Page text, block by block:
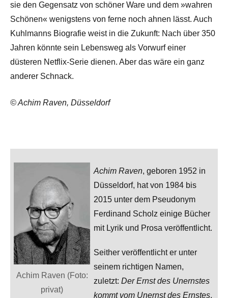
sie den Gegensatz von schöner Ware und dem »wahren
Schönen« wenigstens von ferne noch ahnen lässt. Auch
Kuhlmanns Biografie weist in die Zukunft: Nach über 350
Jahren könnte sein Lebensweg als Vorwurf einer
düsteren Netflix-Serie dienen. Aber das wäre ein ganz
anderer Schnack.
© Achim Raven, Düsseldorf
Achim Raven (Foto:
privat)
Achim Raven, geboren 1952 in
Düsseldorf, hat von 1984 bis
2015 unter dem Pseudonym
Ferdinand Scholz einige Bücher
mit Lyrik und Prosa veröffentlicht.
Seither veröffentlicht er unter
seinem richtigen Namen,
zuletzt:Der Ernst des Unernstes
kommt vom Unernst des Ernstes,